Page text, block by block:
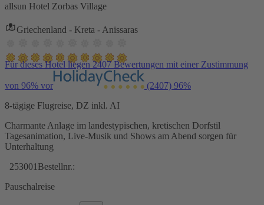
allsun Hotel Zorbas Village
Griechenland - Kreta - Anissaras
Für dieses Hotel liegen 2407 Bewertungen mit einer Zustimmung
von 96% vor (2407) 96%
8-tägige Flugreise, DZ inkl. AI
Charmante Anlage im landestypischen, kretischen Dorfstil
Tagesanimation, Live-Musik und Shows am Abend sorgen für
Unterhaltung
253001 Bestellnr.:
Pauschalreise